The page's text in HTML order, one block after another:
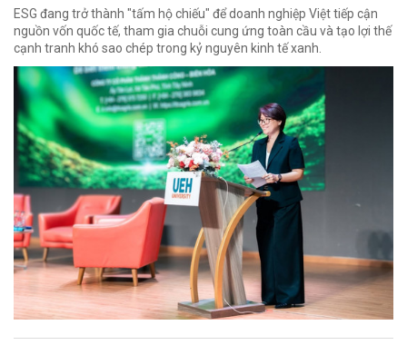
ESG đang trở thành "tấm hộ chiếu" để doanh nghiệp Việt tiếp cận
nguồn vốn quốc tế, tham gia chuỗi cung ứng toàn cầu và tạo lợi thế
cạnh tranh khó sao chép trong kỷ nguyên kinh tế xanh.